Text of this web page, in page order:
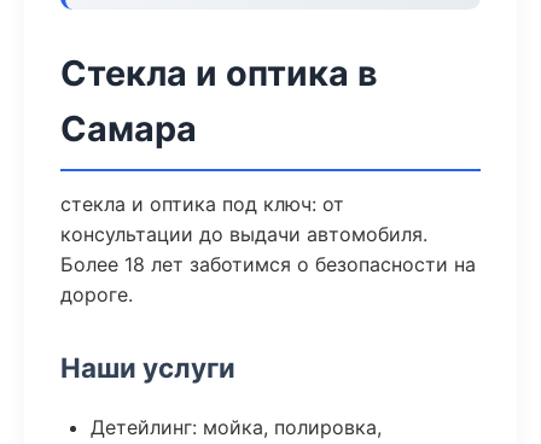
Стекла и оптика в
Самара
стекла и оптика под ключ: от
консультации до выдачи автомобиля.
Более 18 лет заботимся о безопасности на
дороге.
Наши услуги
Детейлинг: мойка, полировка,